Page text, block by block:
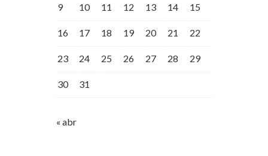
9 10 11 12 13 14 15
16 17 18 19 20 21 22
23 24 25 26 27 28 29
30 31
« abr